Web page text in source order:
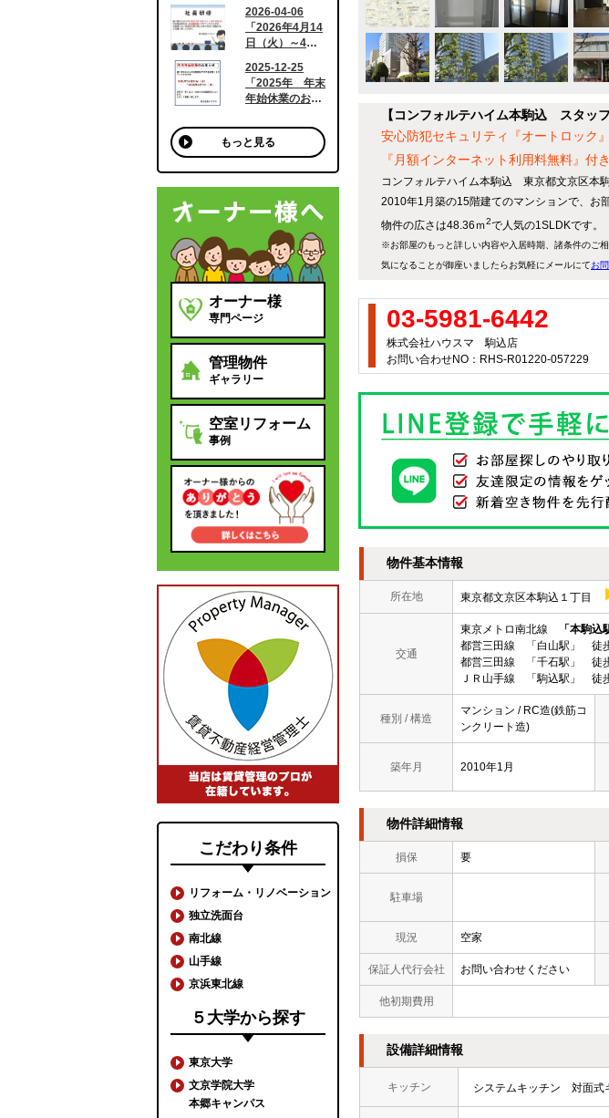
【コンフォルテハイム本駒込 スタッ
安心防犯セキュリティ『オートロック
『月額インターネット利用料無料』付
コンフォルテハイム本駒込 東京都文京区本
2010年1月築の15階建てのマンションで、お
物件の広さは48.36ｍ2で人気の1SLDKです。
※お部屋のもっと詳しい内容や入居時期、諸条件のご
気になることが御座いましたらお気軽にメールにてお
03-5981-6442
株式会社ハウスマ 駒込店
お問い合わせNO：RHS-R01220-057229
物件基本情報
所在地 東京都文京区本駒込１丁目
交通
東京メトロ南北線 「本駒込
都営三田線 「白山駅」 徒
都営三田線 「千石駅」 徒
ＪＲ山手線 「駒込駅」 徒
種別 / 構造
マンション / RC造(鉄筋コ
ンクリート造)
築年月 2010年1月
物件詳細情報
損保 要
駐車場
現況 空家
保証人代行会社 お問い合わせください
他初期費用
設備詳細情報
キッチン システムキッチン 対面式
もっと見る
オーナー様
専門ページ
管理物件
ギャラリー
空室リフォーム
事例
こだわり条件
リフォーム・リノベーション
独立洗面台
南北線
山手線
京浜東北線
５大学から探す
東京大学
文京学院大学
本郷キャンパス